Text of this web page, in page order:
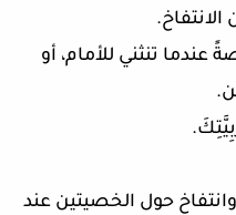
الانتفاخ.
عندما تنثني للأمام، أو
حول الخصيتين عند